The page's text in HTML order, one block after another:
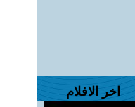
اخر الافلام